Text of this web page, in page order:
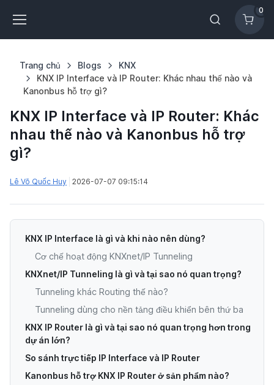
0
Trang chủ Blogs
KNX
KNX IP Interface và IP Router: Khác nhau thế nào và
Kanonbus hỗ trợ gì?
KNX IP Interface và IP Router: Khác
nhau thế nào và Kanonbus hỗ trợ
gì?
Lê Võ Quốc Huy 2026-07-07 09:15:14
KNX IP Interface là gì và khi nào nên dùng?
Cơ chế hoạt động KNXnet/IP Tunneling
KNXnet/IP Tunneling là gì và tại sao nó quan trọng?
Tunneling khác Routing thế nào?
Tunneling dùng cho nền tảng điều khiển bên thứ ba
KNX IP Router là gì và tại sao nó quan trọng hơn trong
dự án lớn?
So sánh trực tiếp IP Interface và IP Router
Kanonbus hỗ trợ KNX IP Router ở sản phẩm nào?